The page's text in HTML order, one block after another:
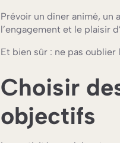
Prévoir un dîner animé, un
l’engagement et le plaisir
Et bien sûr : ne pas
Choisir
objectifs